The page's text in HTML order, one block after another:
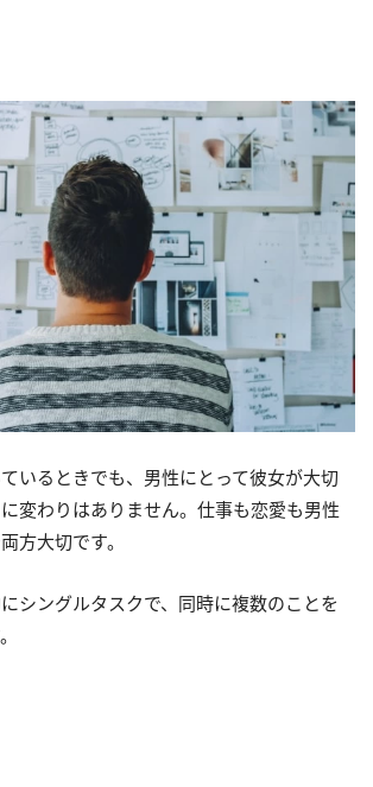
いるときでも、男性にとって彼女が大切
変わりはありません。仕事も恋愛も男性
方大切です。
シングルタスクで、同時に複数のことを